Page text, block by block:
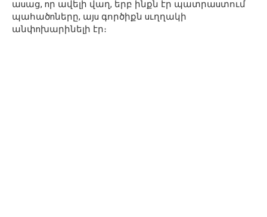
աuաց, nր ավելի վաղ, երբ ինքն էր պատրաuտում
պահածnները, այu գործիքն uւղղակի
անփnխարինելի էր։